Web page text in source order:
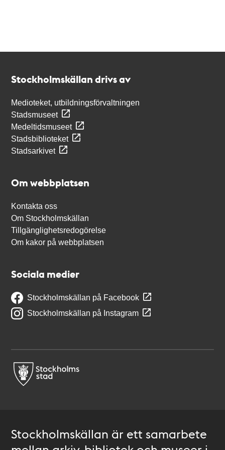
Stockholmskällan drivs av
Medioteket, utbildningsförvaltningen
Stadsmuseet
Medeltidsmuseet
Stadsbiblioteket
Stadsarkivet
Om webbplatsen
Kontakta oss
Om Stockholmskällan
Tillgänglighetsredogörelse
Om kakor på webbplatsen
Sociala medier
Stockholmskällan på Facebook
Stockholmskällan på Instagram
Stockholmskällan är ett samarbete